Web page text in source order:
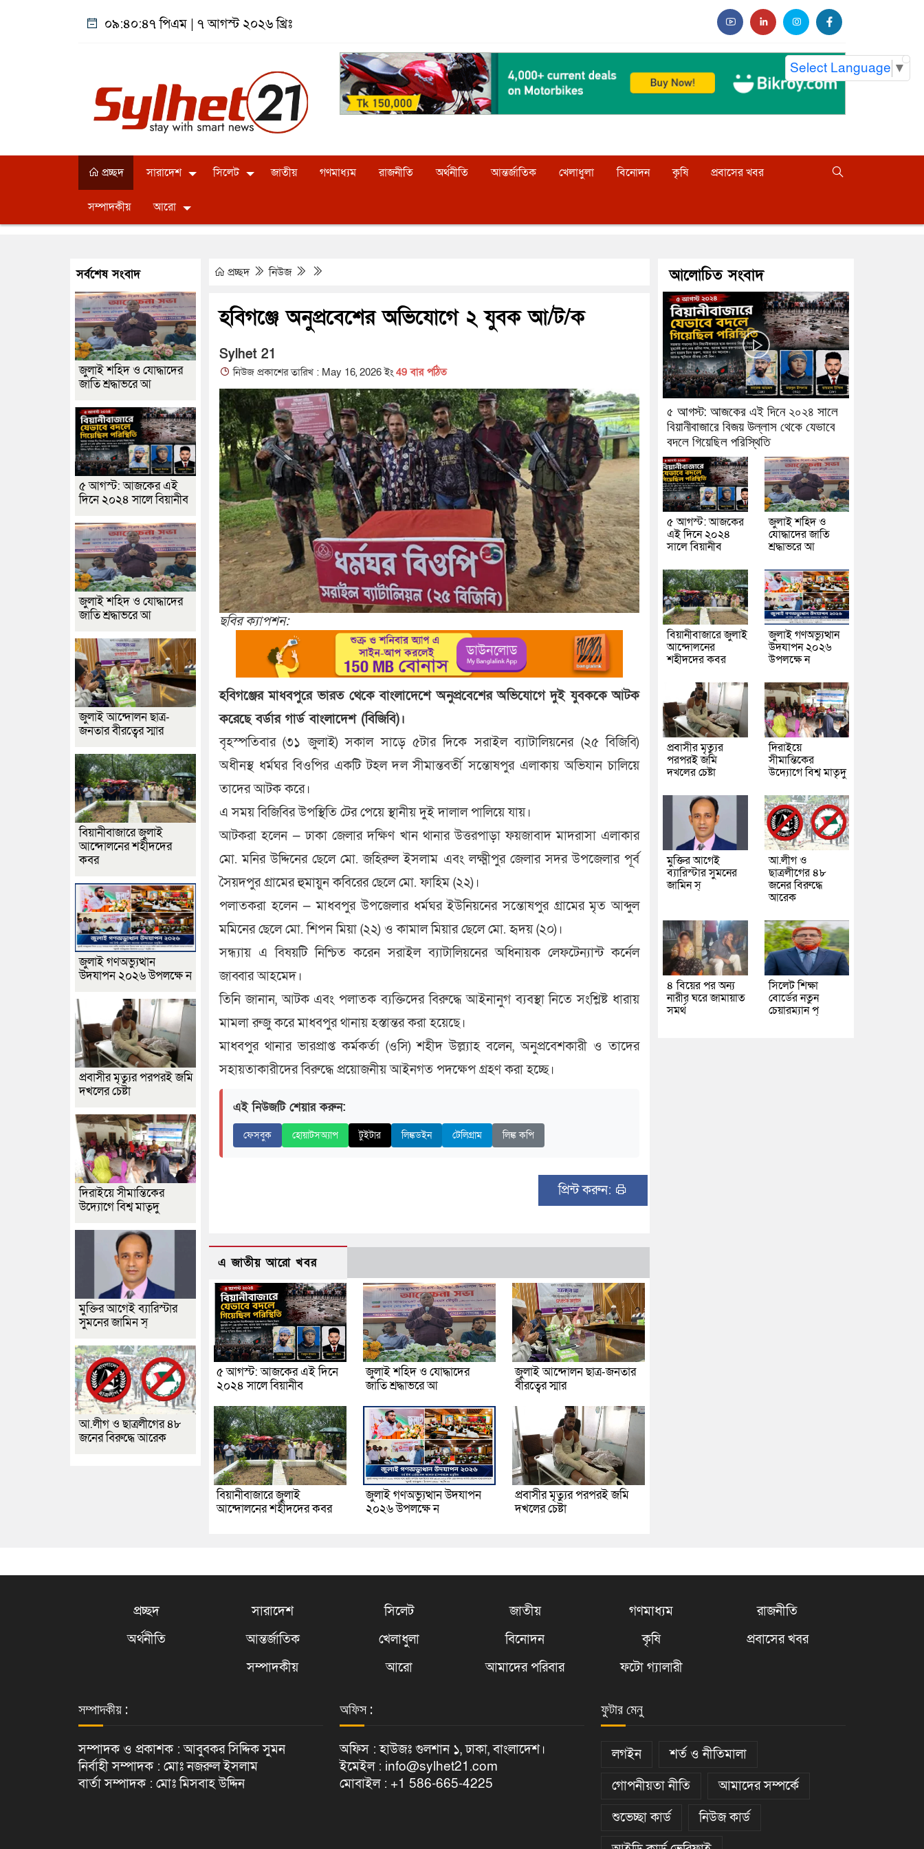
০৯:৪০:৪৮ পিএম |৭ আগস্ট ২০২৬ খ্রিঃ
Select Language ▼
প্রচ্ছদ সারাদেশ সিলেট জাতীয় গণমাধ্যম রাজনীতি অর্থনীতি আন্তর্জাতিক খেলাধুলা বিনোদন কৃষি প্রবাসের খবর
সম্পাদকীয় আরো
প্রচ্ছদ নিউজ
হবিগঞ্জে অনুপ্রবেশের অভিযোগে ২ যুবক আ/ট/ক
Sylhet 21
নিউজ প্রকাশের তারিখ : May 16, 2026 ইং 49 বার পঠিত
ছবির ক্যাপশন:
হবিগঞ্জের মাধবপুরে ভারত থেকে বাংলাদেশে অনুপ্রবেশের অভিযোগে দুই যুবককে আটক
করেছে বর্ডার গার্ড বাংলাদেশ (বিজিবি)।
বৃহস্পতিবার (৩১ জুলাই) সকাল সাড়ে ৫টার দিকে সরাইল ব্যাটালিয়নের (২৫ বিজিবি)
অধীনস্থ ধর্মঘর বিওপির একটি টহল দল সীমান্তবর্তী সন্তোষপুর এলাকায় অভিযান চালিয়ে
তাদের আটক করে।
এ সময় বিজিবির উপস্থিতি টের পেয়ে স্থানীয় দুই দালাল পালিয়ে যায়।
আটকরা হলেন — ঢাকা জেলার দক্ষিণ খান থানার উত্তরপাড়া ফয়জাবাদ মাদরাসা এলাকার
মো. মনির উদ্দিনের ছেলে মো. জহিরুল ইসলাম এবং লক্ষ্মীপুর জেলার সদর উপজেলার পূর্ব
সৈয়দপুর গ্রামের হুমায়ুন কবিরের ছেলে মো. ফাহিম (২২)।
পলাতকরা হলেন — মাধবপুর উপজেলার ধর্মঘর ইউনিয়নের সন্তোষপুর গ্রামের মৃত আব্দুল
মমিনের ছেলে মো. শিপন মিয়া (২২) ও কামাল মিয়ার ছেলে মো. হৃদয় (২০)।
সন্ধ্যায় এ বিষয়টি নিশ্চিত করেন সরাইল ব্যাটালিয়নের অধিনায়ক লেফটেন্যান্ট কর্নেল
জাব্বার আহমেদ।
তিনি জানান, আটক এবং পলাতক ব্যক্তিদের বিরুদ্ধে আইনানুগ ব্যবস্থা নিতে সংশ্লিষ্ট ধারায়
মামলা রুজু করে মাধবপুর থানায় হস্তান্তর করা হয়েছে।
মাধবপুর থানার ভারপ্রাপ্ত কর্মকর্তা (ওসি) শহীদ উল্ল্যাহ বলেন, অনুপ্রবেশকারী ও তাদের
সহায়তাকারীদের বিরুদ্ধে প্রয়োজনীয় আইনগত পদক্ষেপ গ্রহণ করা হচ্ছে।
এই নিউজটি শেয়ার করুন:
ফেসবুক হোয়াটসঅ্যাপ টুইটার লিঙ্কডইন টেলিগ্রাম লিঙ্ক কপি
প্রিন্ট করুন:
এ জাতীয় আরো খবর
৫ আগস্ট: আজকের এই দিনে
২০২৪ সালে বিয়ানীব
জুলাই শহিদ ও যোদ্ধাদের
জাতি শ্রদ্ধাভরে আ
জুলাই আন্দোলন ছাত্র-জনতার
বীরত্বের স্মার
বিয়ানীবাজারে জুলাই
আন্দোলনের শহীদদের কবর
জুলাই গণঅভ্যুত্থান উদযাপন
২০২৬ উপলক্ষে ন
প্রবাসীর মৃত্যুর পরপরই জমি
দখলের চেষ্টা
সর্বশেষ সংবাদ
জুলাই শহিদ ও যোদ্ধাদের
জাতি শ্রদ্ধাভরে আ
৫ আগস্ট: আজকের এই
দিনে ২০২৪ সালে বিয়ানীব
জুলাই শহিদ ও যোদ্ধাদের
জাতি শ্রদ্ধাভরে আ
জুলাই আন্দোলন ছাত্র-
জনতার বীরত্বের স্মার
বিয়ানীবাজারে জুলাই
আন্দোলনের শহীদদের
কবর
জুলাই গণঅভ্যুত্থান
উদযাপন ২০২৬ উপলক্ষে ন
প্রবাসীর মৃত্যুর পরপরই জমি
দখলের চেষ্টা
দিরাইয়ে সীমান্তিকের
উদ্যোগে বিশ্ব মাতৃদু
মুক্তির আগেই ব্যারিস্টার
সুমনের জামিন স্
আ.লীগ ও ছাত্রলীগের ৪৮
জনের বিরুদ্ধে আরেক
আলোচিত সংবাদ
৫ আগস্ট: আজকের এই দিনে ২০২৪ সালে
বিয়ানীবাজারে বিজয় উল্লাস থেকে যেভাবে
বদলে গিয়েছিল পরিস্থিতি
৫ আগস্ট: আজকের
এই দিনে ২০২৪
সালে বিয়ানীব
জুলাই শহিদ ও
যোদ্ধাদের জাতি
শ্রদ্ধাভরে আ
বিয়ানীবাজারে জুলাই
আন্দোলনের
শহীদদের কবর
জুলাই গণঅভ্যুত্থান
উদযাপন ২০২৬
উপলক্ষে ন
প্রবাসীর মৃত্যুর
পরপরই জমি
দখলের চেষ্টা
দিরাইয়ে
সীমান্তিকের
উদ্যোগে বিশ্ব মাতৃদু
মুক্তির আগেই
ব্যারিস্টার সুমনের
জামিন স্
আ.লীগ ও
ছাত্রলীগের ৪৮
জনের বিরুদ্ধে
আরেক
৪ বিয়ের পর অন্য
নারীর ঘরে জামায়াত
সমর্থ
সিলেট শিক্ষা
বোর্ডের নতুন
চেয়ারম্যান প্
প্রচ্ছদ সারাদেশ সিলেট জাতীয় গণমাধ্যম
রাজনীতি
অর্থনীতি
আন্তর্জাতিক খেলাধুলা বিনোদন কৃষি
প্রবাসের খবর
সম্পাদকীয়
আরো আমাদের পরিবার ফটো গ্যালারী
সম্পাদকীয় :
সম্পাদক ও প্রকাশক : আবুবকর সিদ্দিক সুমন
নির্বাহী সম্পাদক : মোঃ নজরুল ইসলাম
বার্তা সম্পাদক : মোঃ মিসবাহ উদ্দিন
অফিস :
অফিস : হাউজঃ গুলশান ১, ঢাকা, বাংলাদেশ।
ইমেইল : info@sylhet21.com
মোবাইল : +1 586-665-4225
ফুটার মেনু
লগইন
শর্ত ও নীতিমালা
গোপনীয়তা নীতি
আমাদের সম্পর্কে
শুভেচ্ছা কার্ড
নিউজ কার্ড